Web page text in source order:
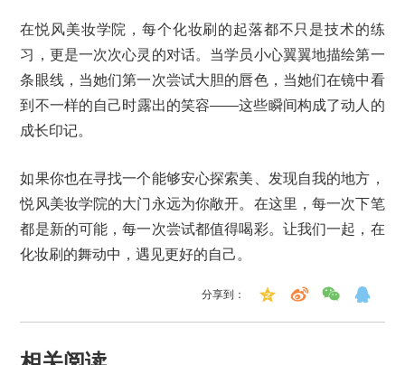
在悦风美妆学院，每个化妆刷的起落都不只是技术的练
习，更是一次次心灵的对话。当学员小心翼翼地描绘第一
条眼线，当她们第一次尝试大胆的唇色，当她们在镜中看
到不一样的自己时露出的笑容——这些瞬间构成了动人的
成长印记。
如果你也在寻找一个能够安心探索美、发现自我的地方，
悦风美妆学院的大门永远为你敞开。在这里，每一次下笔
都是新的可能，每一次尝试都值得喝彩。让我们一起，在
化妆刷的舞动中，遇见更好的自己。
分享到：